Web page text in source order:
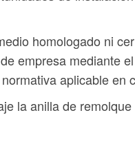
homologado ni
empresa mediante
aplicable en
la anilla de